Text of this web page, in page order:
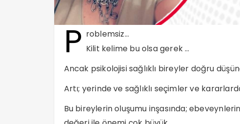
P roblemsiz…
Kilit kelime bu olsa gerek …
Ancak psikolojisi sağlıklı bireyler doğru
Artı; yerinde ve sağlıklı seçimler ve
Bu bireylerin oluşumu inşasında;